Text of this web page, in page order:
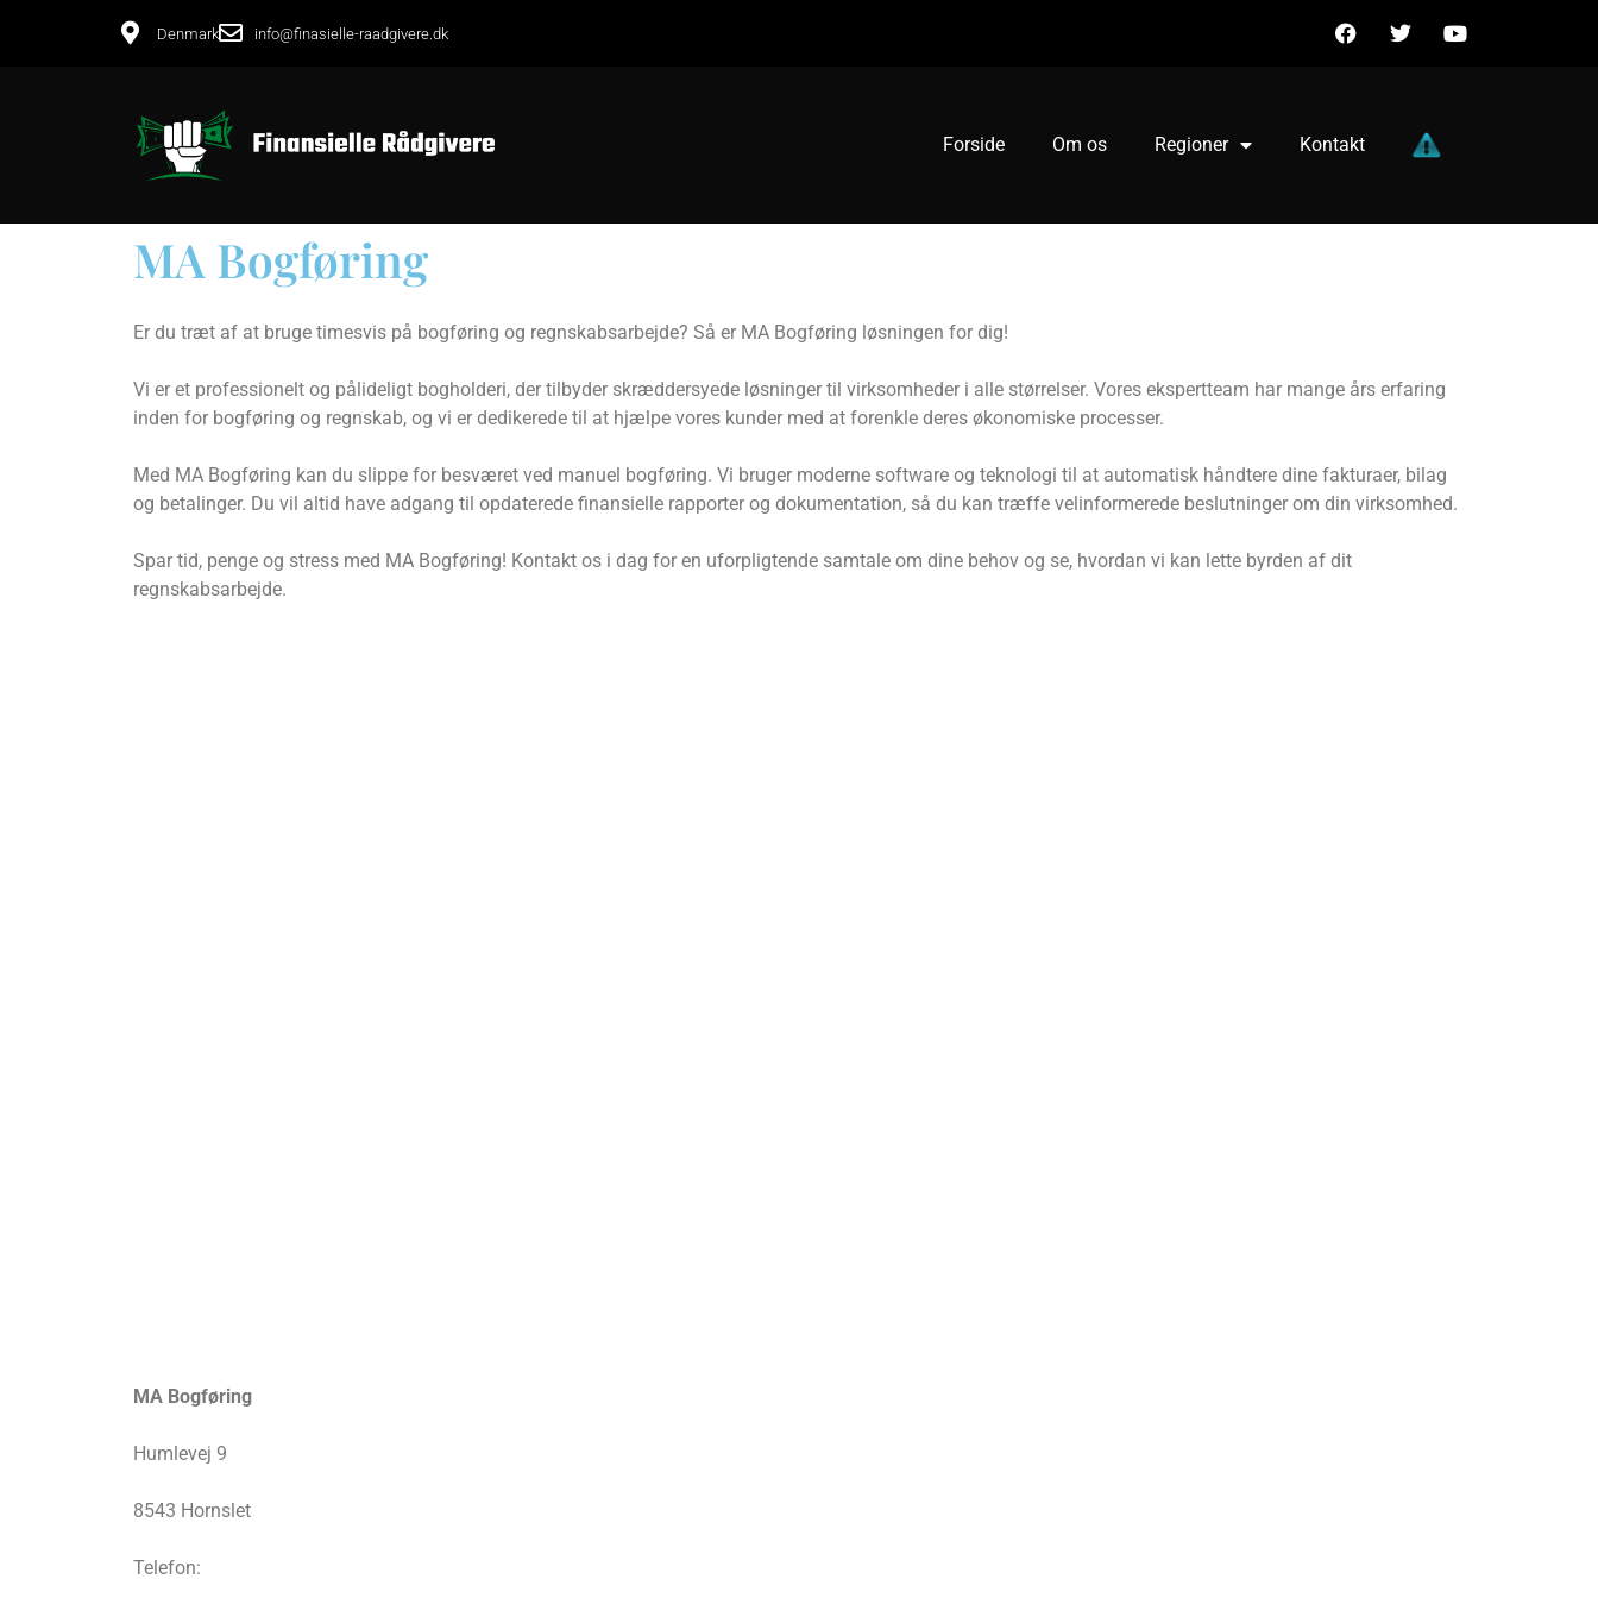
Denmark info@finasielle-raadgivere.dk
Forside Om os Regioner Kontakt
MA Bogføring
Er du træt af at bruge timesvis på bogføring og regnskabsarbejde? Så er MA Bogføring løsningen for dig!
Vi er et professionelt og pålideligt bogholderi, der tilbyder skræddersyede løsninger til virksomheder i alle størrelser. Vores ekspertteam har mange års erfaring
inden for bogføring og regnskab, og vi er dedikerede til at hjælpe vores kunder med at forenkle deres økonomiske processer.
Med MA Bogføring kan du slippe for besværet ved manuel bogføring. Vi bruger moderne software og teknologi til at automatisk håndtere dine fakturaer, bilag
og betalinger. Du vil altid have adgang til opdaterede finansielle rapporter og dokumentation, så du kan træffe velinformerede beslutninger om din virksomhed.
Spar tid, penge og stress med MA Bogføring! Kontakt os i dag for en uforpligtende samtale om dine behov og se, hvordan vi kan lette byrden af dit
regnskabsarbejde.
MA Bogføring
Humlevej 9
8543 Hornslet
Telefon: